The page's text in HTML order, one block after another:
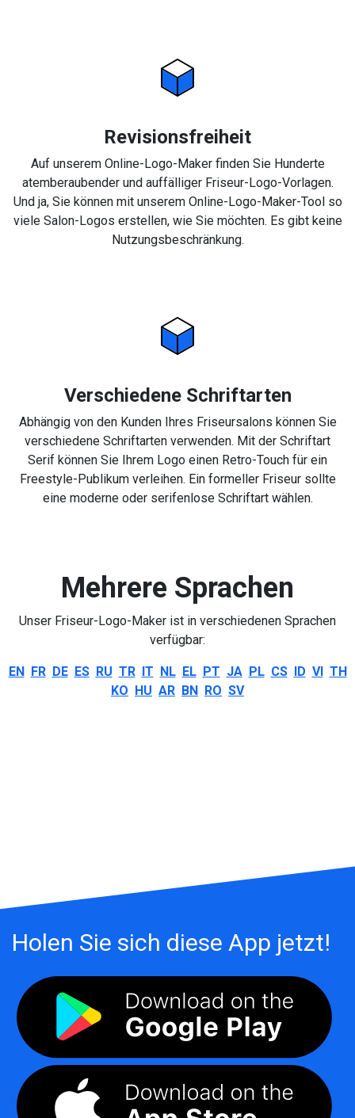
Revisionsfreiheit
Auf unserem Online-Logo-Maker finden Sie Hunderte
atemberaubender und auffälliger Friseur-Logo-Vorlagen.
Und ja, Sie können mit unserem Online-Logo-Maker-Tool so
viele Salon-Logos erstellen, wie Sie möchten. Es gibt keine
Nutzungsbeschränkung.
Verschiedene Schriftarten
Abhängig von den Kunden Ihres Friseursalons können Sie
verschiedene Schriftarten verwenden. Mit der Schriftart
Serif können Sie Ihrem Logo einen Retro-Touch für ein
Freestyle-Publikum verleihen. Ein formeller Friseur sollte
eine moderne oder serifenlose Schriftart wählen.
Mehrere Sprachen
Unser Friseur-Logo-Maker ist in verschiedenen Sprachen
verfügbar:
EN FR DE ES RU TR IT NL EL PT JA PL CS ID VI TH
KO HU AR BN RO SV
Holen Sie sich diese App jetzt!